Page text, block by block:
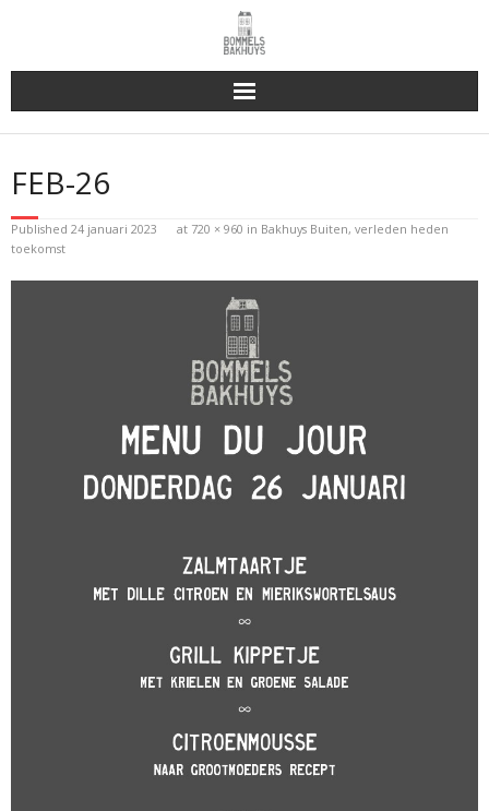
Bakhuys Buiten, verleden heden toekomst
Reserveren & Bestellen
Bommels Buiten
FEB-26
Published 24 januari 2023 at 720 × 960 in Bakhuys Buiten, verleden heden
toekomst